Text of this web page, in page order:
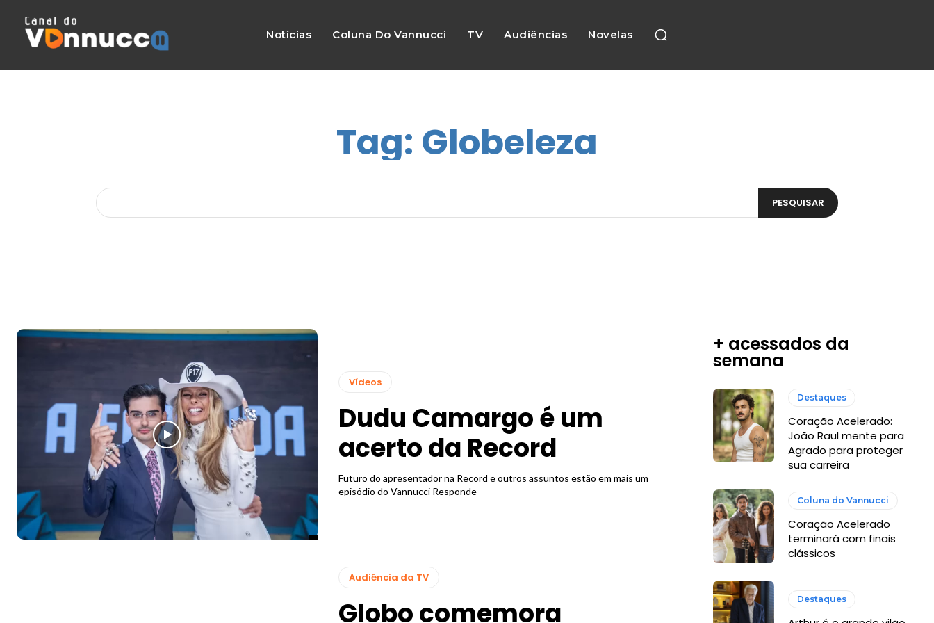
Notícias Coluna Do Vannucci TV Audiências Novelas
Tag: Globeleza
PESQUISAR
Vídeos
Dudu Camargo é um
acerto da Record
Futuro do apresentador na Record e outros assuntos estão em mais um
episódio do Vannucci Responde
Audiência da TV
Globo comemora
+ acessados da
semana
Destaques
Coração Acelerado:
João Raul mente para
Agrado para proteger
sua carreira
Coluna do Vannucci
Coração Acelerado
terminará com finais
clássicos
Destaques